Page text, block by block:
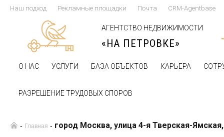
Наш подход Рекламные площадки Почта CRM-Agentbase
АГЕНТСТВО НЕДВИЖИМОСТИ
«НА ПЕТРОВКЕ»
О НАС УСЛУГИ БАЗА ОБЪЕКТОВ КАРЬЕРА
РАЗРЕШЕНИЕ ТРУДОВЫХ СПОРОВ
- Главная - город Москва, улица 4-я Тверская-